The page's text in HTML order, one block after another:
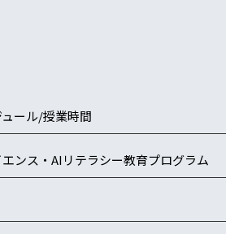
ール/授業時間
ンス・AIリテラシー教育プログラム